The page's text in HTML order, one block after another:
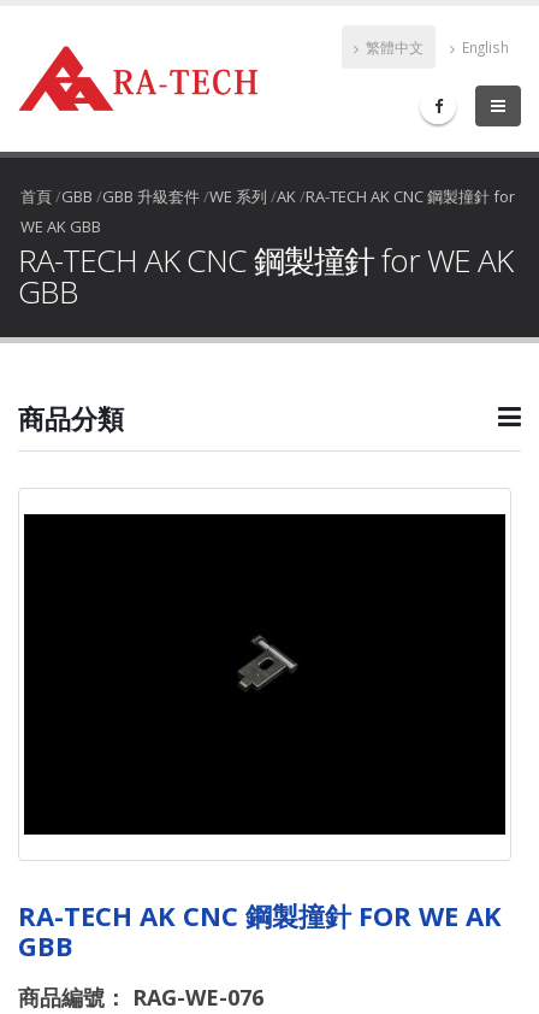
繁體中文 English
首頁/GBB /GBB 升級套件/WE 系列 /AK/RA-TECH AK CNC 鋼製撞針 for
WE AK GBB
RA-TECH AK CNC 鋼製撞針 for WE AK
GBB
商品分類
RA-TECH AK CNC 鋼製撞針 FOR WE AK
GBB
商品編號： RAG-WE-076